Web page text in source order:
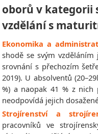
oborů v kategorii
vzdělání s
Ekonomika a
shodě se svým vzděláním
srovnání s přechozím
2019). U absolventů
%) a naopak 41 % z nich
neodpovídá jejich
Strojírenství a
pracovníků ve